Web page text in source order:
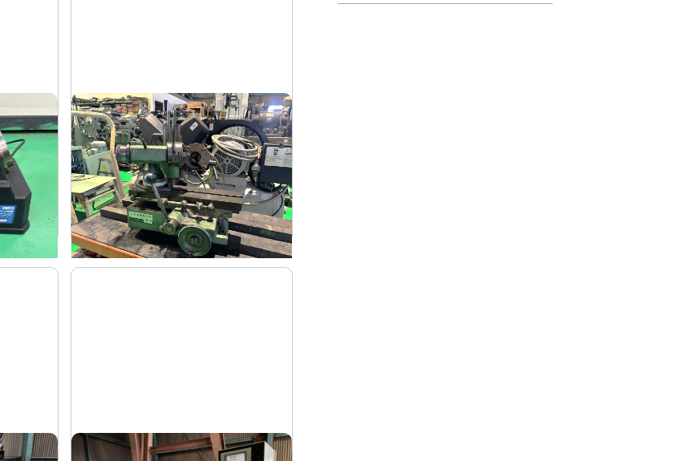
ドリル研削盤
メーカー 飯田
形 式YG-200F
年 式-
平面研削盤